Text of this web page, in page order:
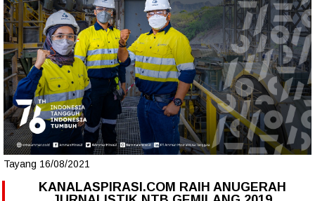
Tayang 16/08/2021
KANALASPIRASI.COM RAIH ANUGERAH